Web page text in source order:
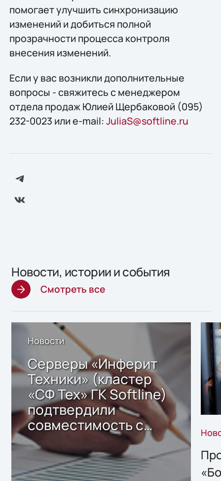
помогает улучшить синхронизацию
изменений и добиться полной
прозрачности процесса контроля
внесения изменений.
Если у вас возникли дополнительные
вопросы - свяжитесь с менеджером
отдела продаж Юлией Щербаковой (095)
232-0023 или e-mail: JuliaS@softline.ru
Новости, истории и события
Смотреть все
Новости
Серверы «Инферит
Техники» (кластер
«СФ Тех» ГК Softline)
подтвердили
совместимость с
решением Sharx
Storage 2.x для
хранения данных